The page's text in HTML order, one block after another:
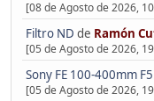
[08 de Agosto de 2026,
Filtro ND de Ramón
[05 de Agosto de 2026,
Sony FE 100-400mm
[05 de Agosto de 2026,